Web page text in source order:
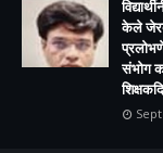
केले
संभोग